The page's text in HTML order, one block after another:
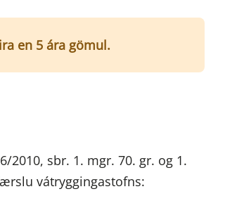
en 5 ára gömul.
2010, sbr. 1. mgr. 70. gr. og 1.
vátryggingastofns: